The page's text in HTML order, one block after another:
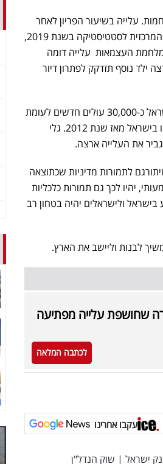
עלייה בשיעור הפריון לאחר
מלחמות היא תופעה ידועה בישראל ובעולם. במחקר שנערך על ידי הלשכה המרכזית לסטטיסטיקה בשנת 2019,
בממוצע, שנתיים לאחר מלחמת העצמאות עלייה דומה
נוסף תזדקק לפתרון דיור
בנוסף, על פי נתוני הלשכה המרכזית לסטטיסטיקה, בשנת 2023, הגיעו לישראל כ-30,000 עולים חדשים לעומת
10,000 ישראלים שעזבו. זהו מספר הגבוה ביותר של עולים ועוזבים שנרשמו בישראל מאז שנת 2012. גלי
את העלייה ארצה.
לתמורות מדיניות שכתוצאה
יהיו לכך גם תמורות כלכליות
בישראל ולישראלים יהיה בטחון רב
לבנות וליישב את הארץ.
שחושפת עלייה מפתיעה
לכתבה המלאה
עקבו אחרינו
ישראל | שוק הנדל"ן